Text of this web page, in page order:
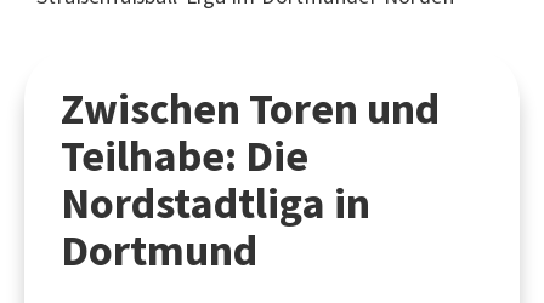
Zwischen Toren und
Teilhabe: Die
Nordstadtliga in
Dortmund